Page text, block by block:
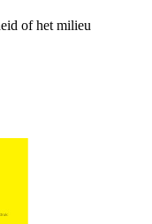
of het milieu